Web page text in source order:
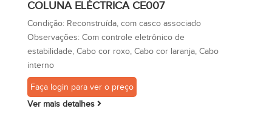
COLUNA ELÉCTRICA CE007
Condição: Reconstruída, com casco associado
Observações: Com controle eletrônico de
estabilidade, Cabo cor roxo, Cabo cor laranja, Cabo
interno
Faça login para ver o preço
Ver mais detalhes